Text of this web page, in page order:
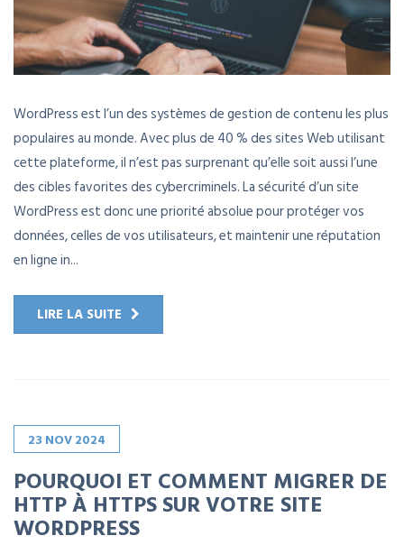
WordPress est l’un des systèmes de gestion de contenu les plus
populaires au monde. Avec plus de 40 % des sites Web utilisant
cette plateforme, il n’est pas surprenant qu’elle soit aussi l’une
des cibles favorites des cybercriminels. La sécurité d’un site
WordPress est donc une priorité absolue pour protéger vos
données, celles de vos utilisateurs, et maintenir une réputation
en ligne in...
LIRE LA SUITE
23 NOV2024
POURQUOI ET COMMENT MIGRER DE
HTTP À HTTPS SUR VOTRE SITE
WORDPRESS